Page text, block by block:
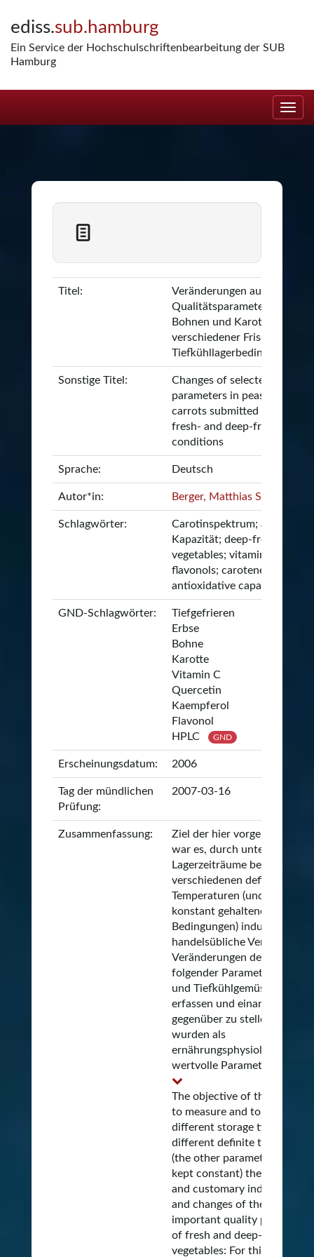
navigation
ediss.sub.hamburg
Ein Service der Hochschulschriftenbearbeitung der SUB
Hamburg
Titel:
Veränderungen
Qualitätsparameter in
Bohnen und Karotten
verschiedener Frische- und
Tiefkühllagerbedingungen
Sonstige Titel:
Changes of selected quality
parameters in peas, beans
carrots submitted to
fresh- and deep-frozen
conditions
Sprache: Deutsch
Autor*in: Berger, Matthias Sebastian
Schlagwörter:
Carotinspektrum;
Kapazität; deep-frozen
vegetables; vitamin C;
flavonols; carotenes;
antioxidative capacity
GND-Schlagwörter:
Tiefgefrieren
Erbse
Bohne
Karotte
Vitamin C
Quercetin
Kaempferol
Flavonol
HPLC
GND
Erscheinungsdatum: 2006
Tag der mündlichen
Prüfung:
2007-03-16
Zusammenfassung:
Ziel der hier vorgelegten
war es, durch
Lagerzeiträume bei
verschiedenen definierten
Temperaturen (und
konstant gehaltenen
Bedingungen) industrie- und
handelsübliche Verluste und
Veränderungen des Gehalts
folgender Parameter bei
und Tiefkühlgemüse zu
erfassen und einander
gegenüber zu stellen: Dazu
wurden als
ernährungsphysiologisch
wertvolle Parameter der...
The objective of this study
to measure and to compare
different storage times at
different definite
(the other parameters were
kept constant) the
and customary induced
and changes of the most
important quality
of fresh and deep-frozen
vegetables: For this purpose,